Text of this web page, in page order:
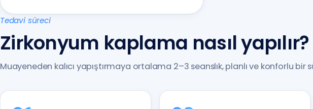
Tedavi süreci
Zirkonyum kaplama nasıl yapılır?
Muayeneden kalıcı yapıştırmaya ortalama 2–3 seanslık, planlı ve konforlu bir